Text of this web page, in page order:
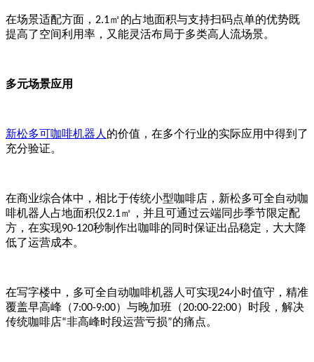
在场景适配方面， 2.1㎡的占地面积与支持扫码点单的优势既
提高了空间利用率，又能灵活布局于多类高人流场景。
多元场景应用
新松多可咖啡机器人 的价值，在多个行业的实际应用中得到了
充分验证。
在商业综合体中，相比于传统小型咖啡店，新松多可全自动咖
啡机器人占地面积仅2.1㎡，并且可通过云端同步季节限定配
方，在实现90-120秒制作出咖啡的同时保证出品稳定，大大降
低了运营成本。
在写字楼中，多可全自动咖啡机器人可实现24小时值守，精准
覆盖早高峰（7:00-9:00）与晚加班（20:00-22:00）时段， 解决
传统咖啡店“非高峰时段运营亏损”的痛点。